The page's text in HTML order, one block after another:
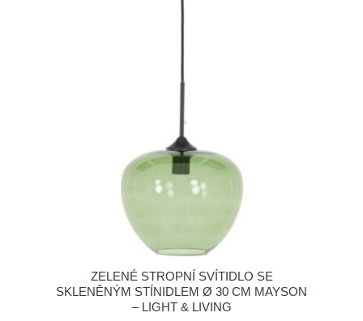
ZELENÉ STROPNÍ SVÍTIDLO SE
SKLENĚNÝM STÍNIDLEM Ø 30 CM MAYSON
– LIGHT & LIVING